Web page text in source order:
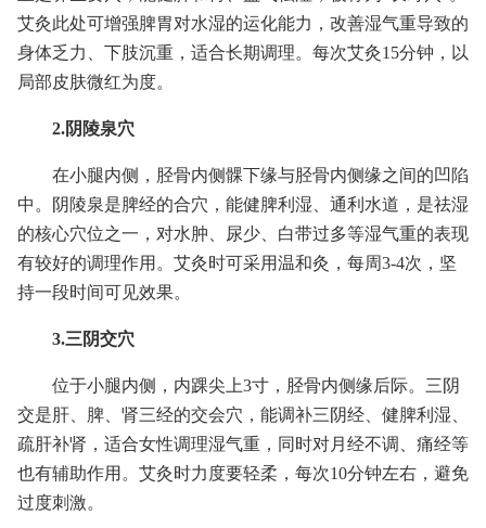
艾灸此处可增强脾胃对水湿的运化能力，改善湿气重导致的
身体乏力、下肢沉重，适合长期调理。每次艾灸15分钟，以
局部皮肤微红为度。
2.阴陵泉穴
在小腿内侧，胫骨内侧髁下缘与胫骨内侧缘之间的凹陷
中。阴陵泉是脾经的合穴，能健脾利湿、通利水道，是祛湿
的核心穴位之一，对水肿、尿少、白带过多等湿气重的表现
有较好的调理作用。艾灸时可采用温和灸，每周3-4次，坚
持一段时间可见效果。
3.三阴交穴
位于小腿内侧，内踝尖上3寸，胫骨内侧缘后际。三阴
交是肝、脾、肾三经的交会穴，能调补三阴经、健脾利湿、
疏肝补肾，适合女性调理湿气重，同时对月经不调、痛经等
也有辅助作用。艾灸时力度要轻柔，每次10分钟左右，避免
过度刺激。